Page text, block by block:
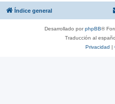
Índice general
Desarrollado porphpBB®
Traducción al
Privacidad |